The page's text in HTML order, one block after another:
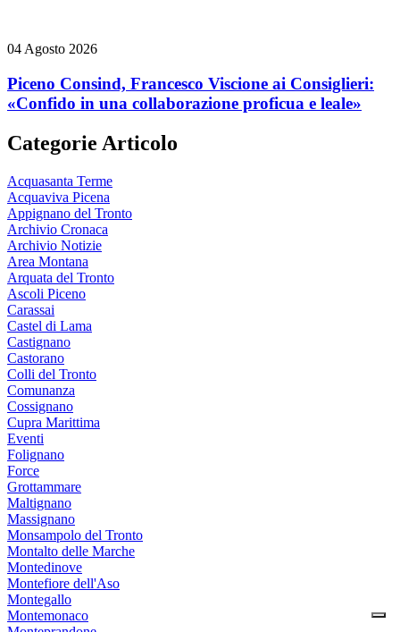
04 Agosto 2026
Piceno Consind, Francesco Viscione ai Consiglieri:
«Confido in una collaborazione proficua e leale»
Categorie Articolo
Acquasanta Terme
Acquaviva Picena
Appignano del Tronto
Archivio Cronaca
Archivio Notizie
Area Montana
Arquata del Tronto
Ascoli Piceno
Carassai
Castel di Lama
Castignano
Castorano
Colli del Tronto
Comunanza
Cossignano
Cupra Marittima
Eventi
Folignano
Force
Grottammare
Maltignano
Massignano
Monsampolo del Tronto
Montalto delle Marche
Montedinove
Montefiore dell'Aso
Montegallo
Montemonaco